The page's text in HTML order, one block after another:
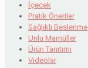
İçecek
Pratik Öneriler
Sağlıklı Beslenme
Unlu Mamüller
Ürün Tanıtımı
Videolar